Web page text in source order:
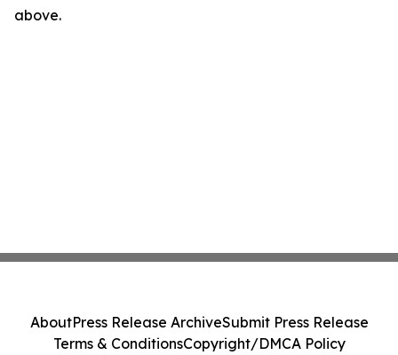
above.
AboutPress Release ArchiveSubmit Press Release
Terms & ConditionsCopyright/DMCA Policy